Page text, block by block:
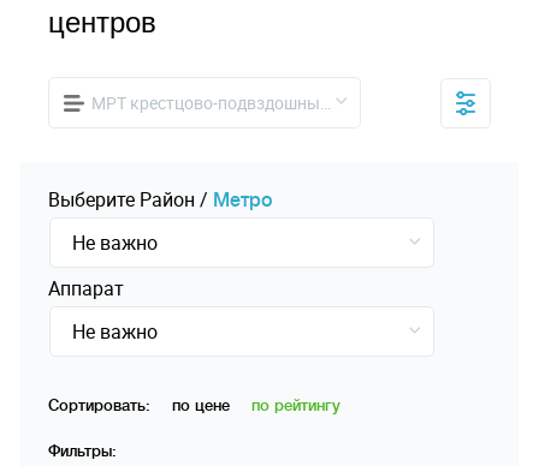
центров
МРТ крестцово-подвздошных сочленений
Выберите Pайон / Mетро
Не важно
Аппарат
Не важно
Сортировать: по цене по рейтингу
Фильтры: